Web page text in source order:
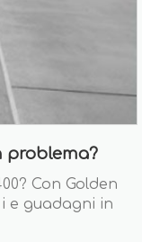
problema?
Con Golden
e guadagni in